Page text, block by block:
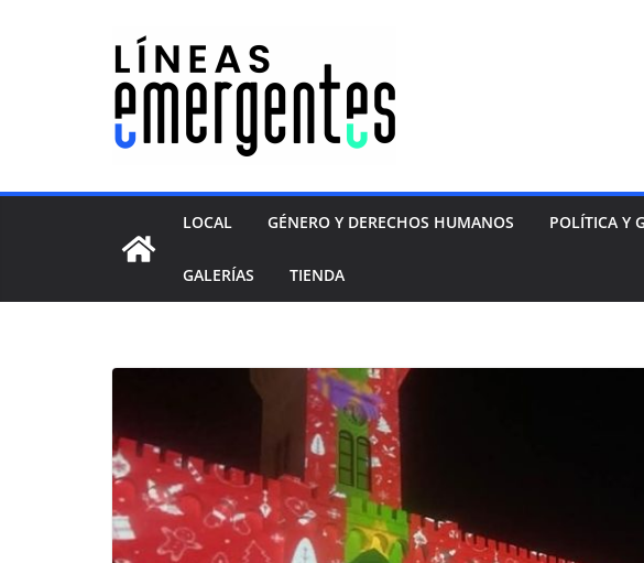
LOCAL GÉNERO Y DERECHOS HUMANOS POLÍTICA Y
GALERÍAS TIENDA